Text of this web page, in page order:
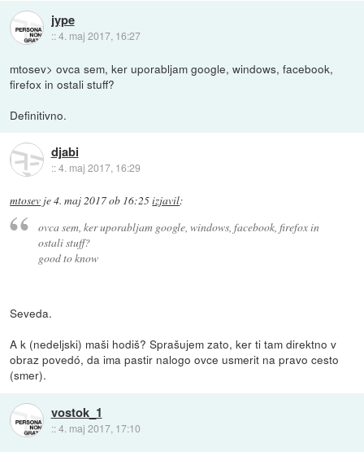
jype
::4. maj 2017, 16:27
mtosev> ovca sem, ker uporabljam google, windows, facebook,
firefox in ostali stuff?
Definitivno.
djabi
::4. maj 2017, 16:29
mtosev je4. maj 2017 ob 16:25izjavil:
ovca sem, ker uporabljam google, windows, facebook, firefox in
ostali stuff?
good to know
Seveda.
A k (nedeljski) maši hodiš? Sprašujem zato, ker ti tam direktno v
obraz povedó, da ima pastir nalogo ovce usmerit na pravo cesto
(smer).
vostok_1
::4. maj 2017, 17:10